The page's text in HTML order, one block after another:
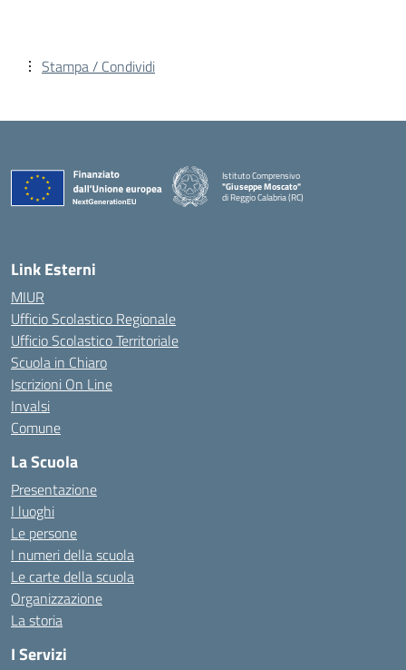
Stampa / Condividi
Istituto Comprensivo
"Giuseppe Moscato"
di Reggio Calabria (RC)
— Visita la pagina iniziale della scuola
Link Esterni
MIUR
Ufficio Scolastico Regionale
Ufficio Scolastico Territoriale
Scuola in Chiaro
Iscrizioni On Line
Invalsi
Comune
La Scuola
Presentazione
I luoghi
Le persone
I numeri della scuola
Le carte della scuola
Organizzazione
La storia
I Servizi